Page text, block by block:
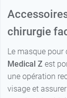
chirurgie
Le masque
Medical Z est
une opération
visage et